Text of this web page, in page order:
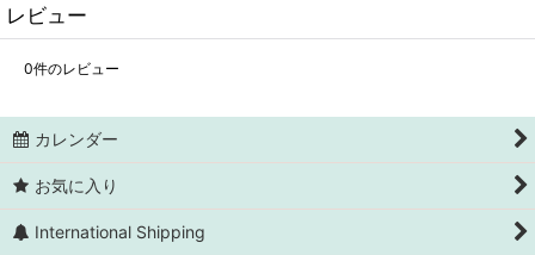
レビュー
0件のレビュー
カレンダー
お気に入り
International Shipping